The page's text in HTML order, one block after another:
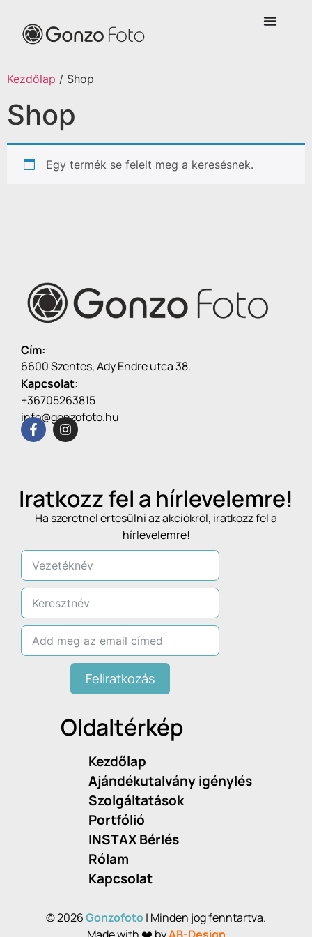
Kezdőlap / Shop
Shop
Egy termék se felelt meg a keresésnek.
Cím:
6600 Szentes, Ady Endre utca 38.
Kapcsolat:
+36705263815
info@gonzofoto.hu
Iratkozz fel a hírlevelemre!
Ha szeretnél értesülni az akciókról, iratkozz fel a
hírlevelemre!
Feliratkozás
Oldaltérkép
Kezdőlap
Ajándékutalvány igénylés
Szolgáltatások
Portfólió
INSTAX Bérlés
Rólam
Kapcsolat
© 2026Gonzofoto| Minden jog fenntartva.